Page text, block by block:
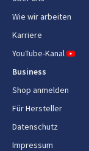
Wie wir arbeiten
Karriere
YouTube-Kanal
Business
Shop anmelden
Für Hersteller
Datenschutz
Impressum